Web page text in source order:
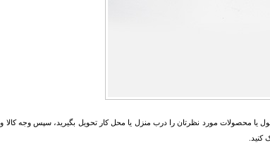
محصولات مورد نظرتان را درب منزل یا محل کار تحویل بگیرید، سپس وجه کالا و